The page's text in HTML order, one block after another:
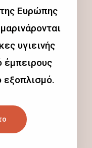
Ευρώπης
υγιεινής
έμπειρους
εξοπλισμό.